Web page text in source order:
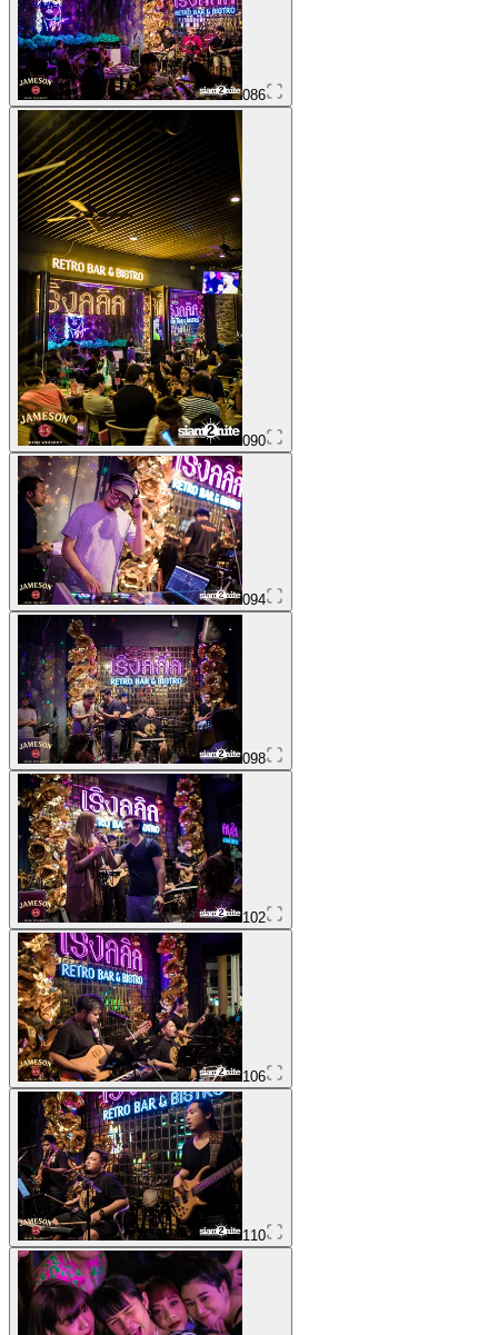
086
090
094
098
102
106
110